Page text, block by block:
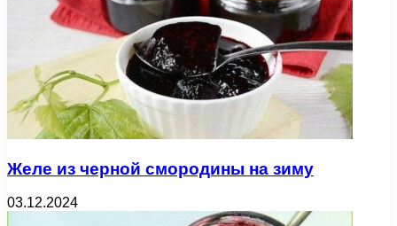
Желе из черной смородины на зиму
03.12.2024